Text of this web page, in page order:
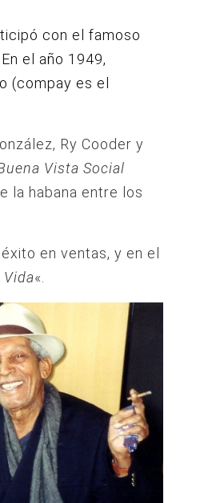
con el famoso
En el año 1949,
(compay es el
Ry Cooder y
Vista Social
la habana entre los
en ventas, y en el
Vida«.